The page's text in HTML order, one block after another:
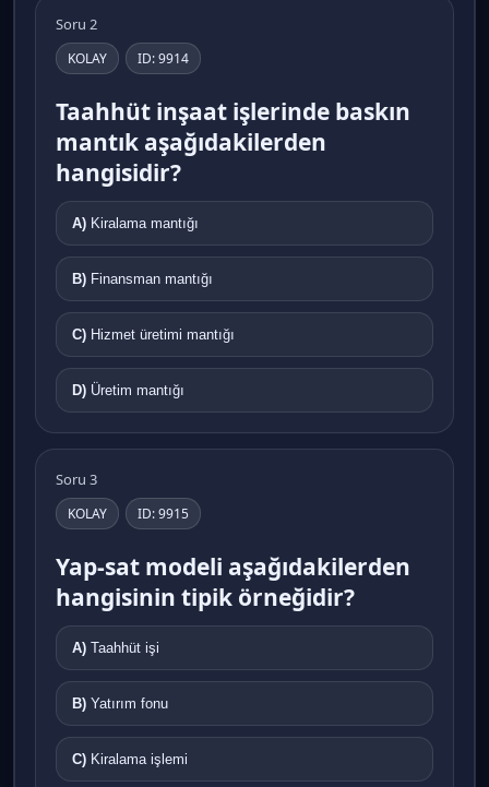
Soru 2
KOLAY ID: 9914
Taahhüt inşaat işlerinde baskın
mantık aşağıdakilerden
hangisidir?
A) Kiralama mantığı
B) Finansman mantığı
C) Hizmet üretimi mantığı
D) Üretim mantığı
Soru 3
KOLAY ID: 9915
Yap-sat modeli aşağıdakilerden
hangisinin tipik örneğidir?
A) Taahhüt işi
B) Yatırım fonu
C) Kiralama işlemi